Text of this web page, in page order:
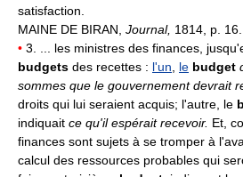
satisfaction.
MAINE DE BIRAN, Journal, 1814, p. 16.
• 3. ... les ministres des finances,
budgets des recettes : l'un le budget
sommes que le gouvernement devrait
droits qui lui seraient acquis; l'autre, le
indiquait ce qu'il espérait recevoir. Et,
finances sont sujets à se tromper à
calcul des ressources probables qui